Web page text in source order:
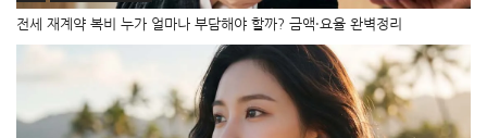
전세 재계약 복비 누가 얼마나 부담해야 할까? 금액·요율 완벽정리